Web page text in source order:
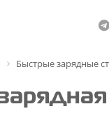
Быстрые зарядные